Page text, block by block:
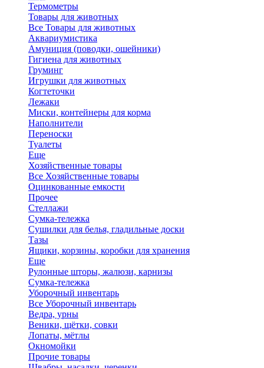
Термометры
Товары для животных
Все Товары для животных
Аквариумистика
Амуниция (поводки, ошейники)
Гигиена для животных
Груминг
Игрушки для животных
Когтеточки
Лежаки
Миски, контейнеры для корма
Наполнители
Переноски
Туалеты
Еще
Хозяйственные товары
Все Хозяйственные товары
Оцинкованные емкости
Прочее
Стеллажи
Сумка-тележка
Сушилки для белья, гладильные доски
Тазы
Ящики, корзины, коробки для хранения
Еще
Рулонные шторы, жалюзи, карнизы
Сумка-тележка
Уборочный инвентарь
Все Уборочный инвентарь
Ведра, урны
Веники, щётки, совки
Лопаты, мётлы
Окномойки
Прочие товары